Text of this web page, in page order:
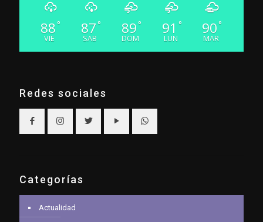
88 °
VIE
87 °
SAB
89 °
DOM
91 °
LUN
90 °
MAR
Redes sociales
Categorías
Actualidad